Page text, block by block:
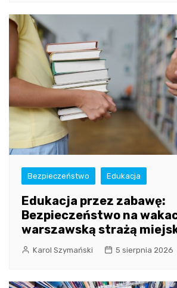
Bezpieczeństwo Edukacja
Edukacja przez zabawę:
Bezpieczeństwo na
warszawską strażą
Karol Szymański 5 sierpnia 2026